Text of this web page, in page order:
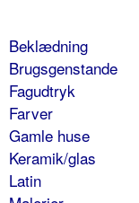
Beklædning
Brugsgenstande
Fagudtryk
Farver
Gamle huse
Keramik/glas
Latin